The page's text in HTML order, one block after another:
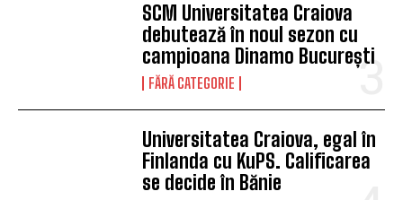
SCM Universitatea Craiova
debutează în noul sezon cu
campioana Dinamo București
FĂRĂ CATEGORIE
Universitatea Craiova, egal în
Finlanda cu KuPS. Calificarea
se decide în Bănie